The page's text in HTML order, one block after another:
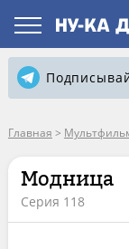
Главная >
Модница
Серия 118